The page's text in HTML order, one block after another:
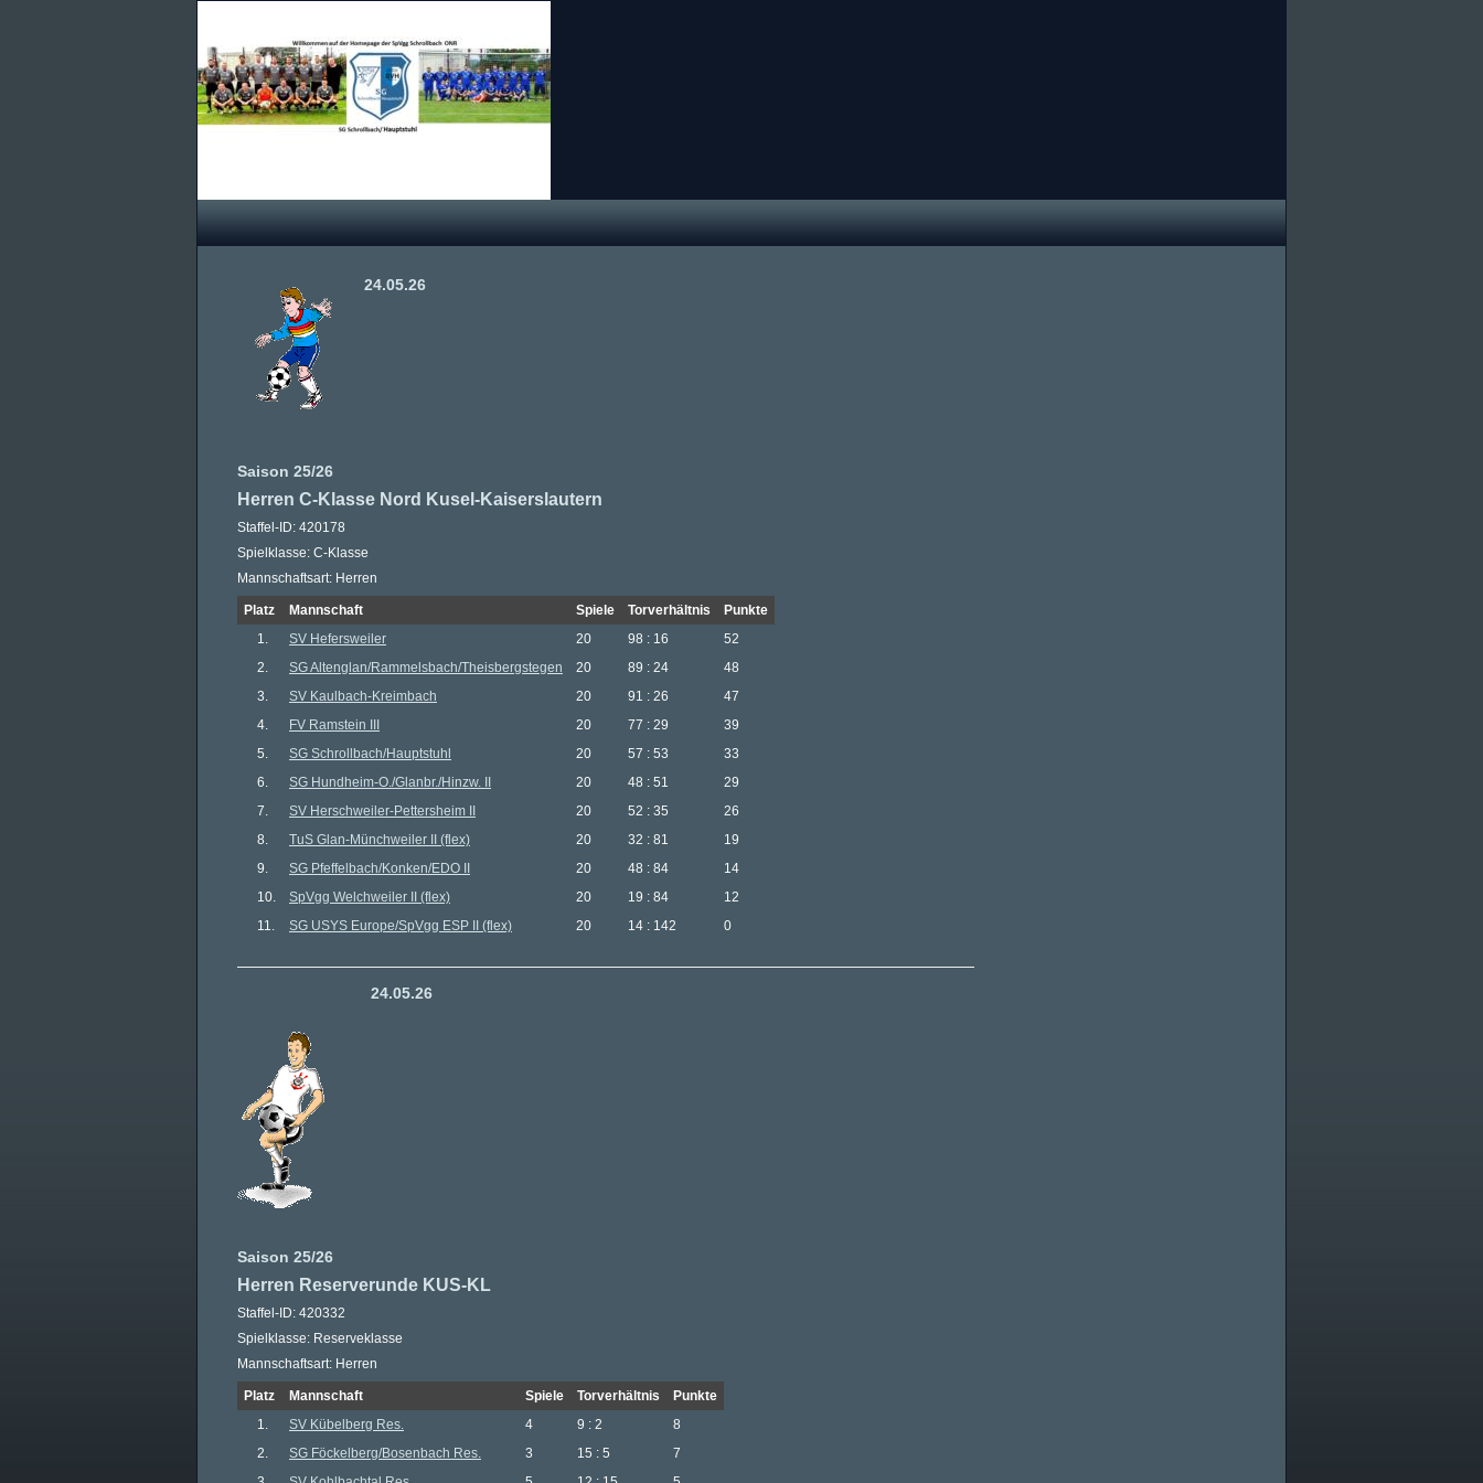
24.05.26
Saison 25/26
Herren C-Klasse Nord Kusel-Kaiserslautern
Staffel-ID: 420178
Spielklasse: C-Klasse
Mannschaftsart: Herren
Platz Mannschaft Spiele Torverhältnis
Punkte
1.
SV Hefersweiler 20 98 : 16
52
2.
SG Altenglan/​Rammelsbach/​Theisbergstegen 20 89 : 24
48
3.
SV Kaulbach-Kreimbach 20 91 : 26
47
4.
FV Ramstein III 20 77 : 29
39
5.
SG Schrollbach/​Hauptstuhl 20 57 : 53
33
6.
SG Hundheim-O./​Glanbr./​Hinzw. II 20 48 : 51
29
7.
SV Herschweiler-Pettersheim II 20 52 : 35
26
8.
TuS Glan-Münchweiler II (flex) 20 32 : 81
19
9.
SG Pfeffelbach/​Konken/​EDO II 20 48 : 84
14
10.
SpVgg Welchweiler II (flex) 20 19 : 84
12
11.
SG USYS Europe/​SpVgg ESP II (flex) 20 14 : 142 0
24.05.26
Saison 25/26
Herren Reserverunde KUS-KL
Staffel-ID: 420332
Spielklasse: Reserveklasse
Mannschaftsart: Herren
Platz Mannschaft Spiele Torverhältnis
Punkte
1.
SV Kübelberg Res. 4 9 : 2
8
2.
SG Föckelberg/​Bosenbach Res. 3 15 : 5
7